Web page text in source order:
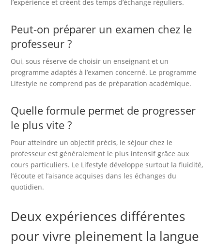
l’expérience et créent des temps d’échange réguliers.
Peut-on préparer un examen chez le
professeur ?
Oui, sous réserve de choisir un enseignant et un
programme adaptés à l’examen concerné. Le programme
Lifestyle ne comprend pas de préparation académique.
Quelle formule permet de progresser
le plus vite ?
Pour atteindre un objectif précis, le séjour chez le
professeur est généralement le plus intensif grâce aux
cours particuliers. Le Lifestyle développe surtout la fluidité,
l’écoute et l’aisance acquises dans les échanges du
quotidien.
Deux expériences différentes
pour vivre pleinement la langue